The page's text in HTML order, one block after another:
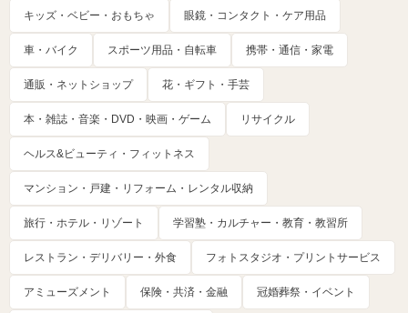
キッズ・ベビー・おもちゃ 眼鏡・コンタクト・ケア用品
車・バイク スポーツ用品・自転車 携帯・通信・家電
通販・ネットショップ 花・ギフト・手芸
本・雑誌・音楽・DVD・映画・ゲーム リサイクル
ヘルス&ビューティ・フィットネス
マンション・戸建・リフォーム・レンタル収納
旅行・ホテル・リゾート 学習塾・カルチャー・教育・教習所
レストラン・デリバリー・外食 フォトスタジオ・プリントサービス
アミューズメント 保険・共済・金融 冠婚葬祭・イベント